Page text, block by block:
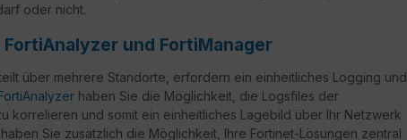
oder nicht.
und FortiManager
über mehrere Standorte, erfordern ein einheitliches Logging und
haben Sie die Möglichkeit, die Logsfiles der
korrelieren und somit ein einheitliches Lagebild über Ihr Netzwerk
haben Sie zusätzlich die Möglichkeit, Ihre Fortinet-Lösungen zentral